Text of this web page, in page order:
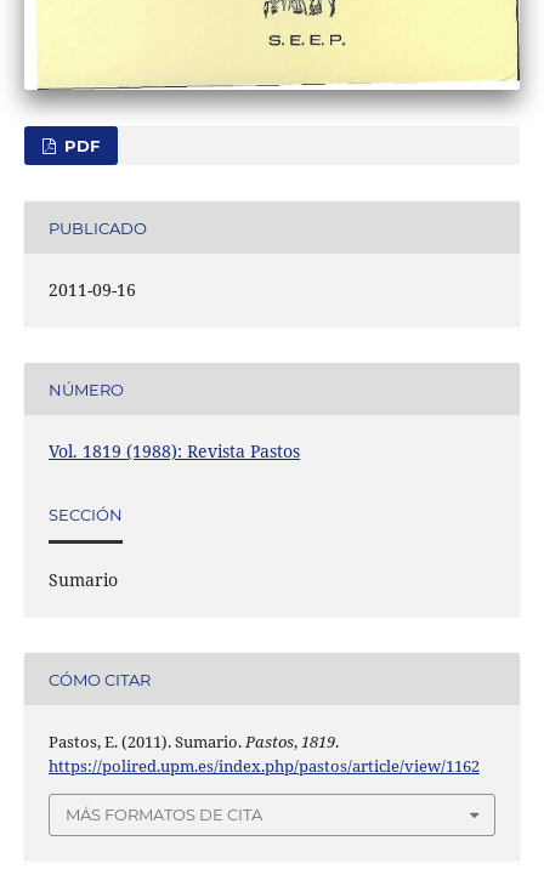
PDF
PUBLICADO
2011-09-16
NÚMERO
Vol. 1819 (1988): Revista Pastos
SECCIÓN
Sumario
CÓMO CITAR
Pastos, E. (2011). Sumario.Pastos,1819.
https://polired.upm.es/index.php/pastos/article/view/1162
MÁS FORMATOS DE CITA